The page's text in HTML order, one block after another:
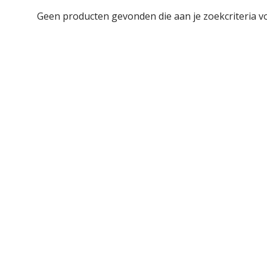
Geen producten gevonden die aan je zoekcriteria